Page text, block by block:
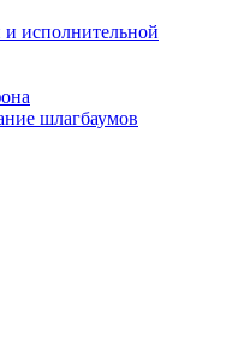
исполнительной
шлагбаумов